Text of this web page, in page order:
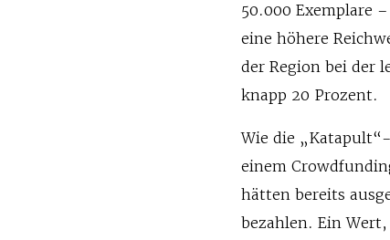
50.000 Exemplare
eine höhere
der Region bei der
knapp 20 Prozent.
Wie die
einem
hätten bereits
bezahlen. Ein